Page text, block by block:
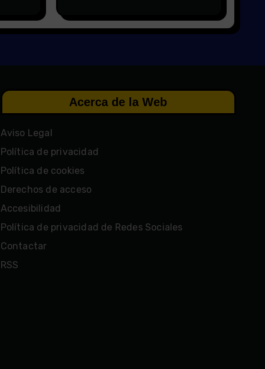
Acerca de la Web
Aviso Legal
Política de privacidad
Política de cookies
Derechos de acceso
Accesibilidad
Política de privacidad de Redes Sociales
Contactar
RSS